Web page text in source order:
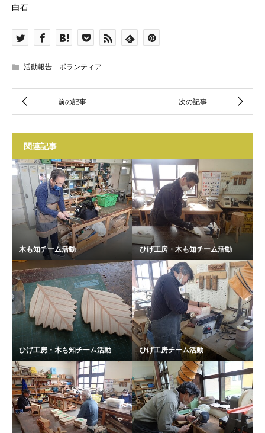
白石
活動報告 ボランティア
関連記事
木も知チーム活動 ひげ工房・木も知チーム活動
ひげ工房・木も知チーム活動 ひげ工房チーム活動